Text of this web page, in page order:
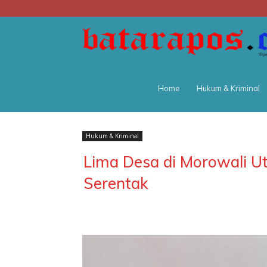
Home Hukum & Kriminal
Hukum & Kriminal
Lima Desa di Morowali
Serentak